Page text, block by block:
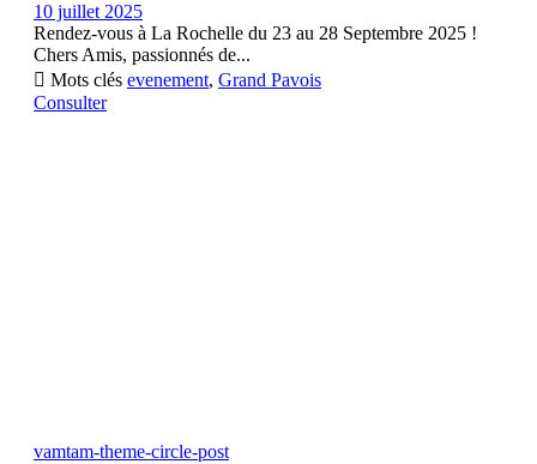
10 juillet 2025
Rendez-vous à La Rochelle du 23 au 28 Septembre 2025 !
Chers Amis, passionnés de...
 Mots clés evenement, Grand Pavois
Consulter
vamtam-theme-circle-post